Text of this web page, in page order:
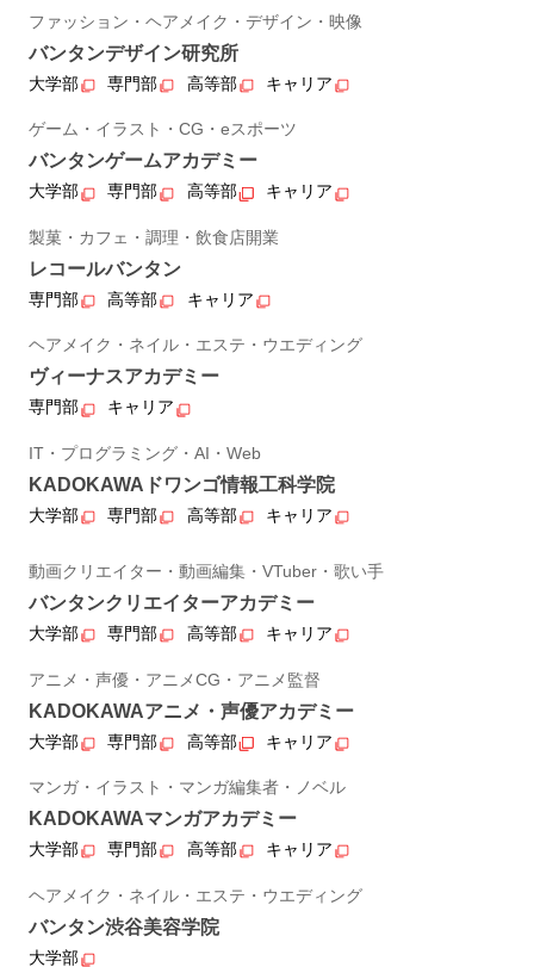
ファッション・ヘアメイク・デザイン・映像
バンタンデザイン研究所
大学部 専門部 高等部 キャリア
ゲーム・イラスト・CG・eスポーツ
バンタンゲームアカデミー
大学部 専門部 高等部 キャリア
製菓・カフェ・調理・飲食店開業
レコールバンタン
専門部 高等部 キャリア
ヘアメイク・ネイル・エステ・ウエディング
ヴィーナスアカデミー
専門部 キャリア
IT・プログラミング・AI・Web
KADOKAWAドワンゴ情報工科学院
大学部 専門部 高等部 キャリア
動画クリエイター・動画編集・VTuber・歌い手
バンタンクリエイターアカデミー
大学部 専門部 高等部 キャリア
アニメ・声優・アニメCG・アニメ監督
KADOKAWAアニメ・声優アカデミー
大学部 専門部 高等部 キャリア
マンガ・イラスト・マンガ編集者・ノベル
KADOKAWAマンガアカデミー
大学部 専門部 高等部 キャリア
ヘアメイク・ネイル・エステ・ウエディング
バンタン渋谷美容学院
大学部